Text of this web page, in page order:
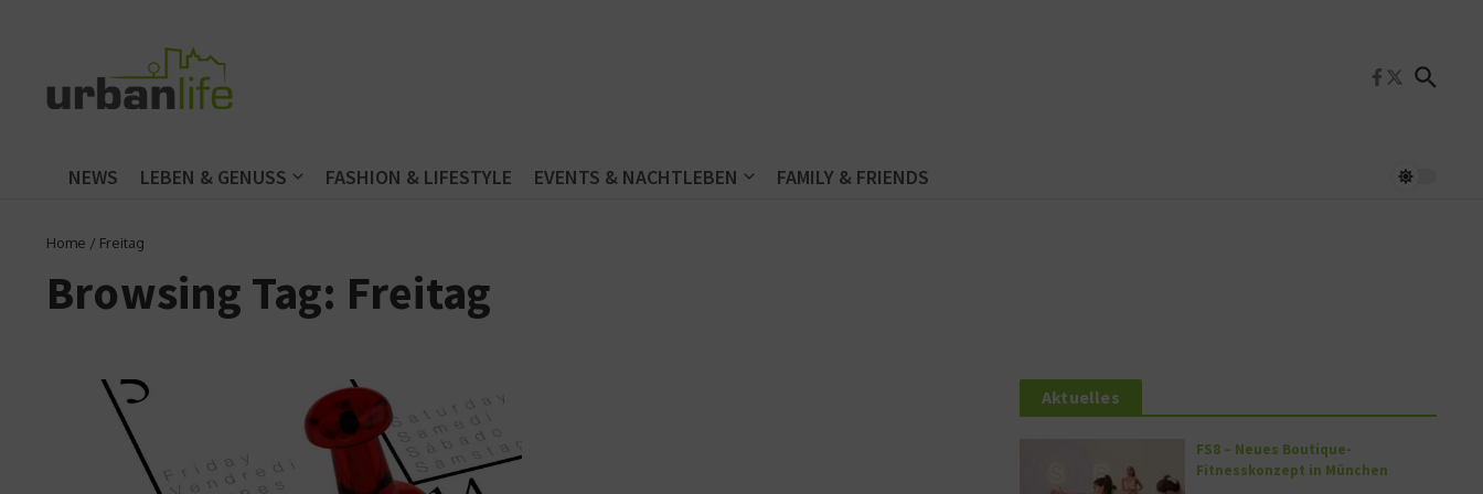
NEWS LEBEN & GENUSS FASHION & LIFESTYLE EVENTS & NACHTLEBEN FAMILY & FRIENDS
Home / Freitag
Browsing Tag: Freitag
Aktuelles
FS8 – Neues Boutique-
Fitnesskonzept in München